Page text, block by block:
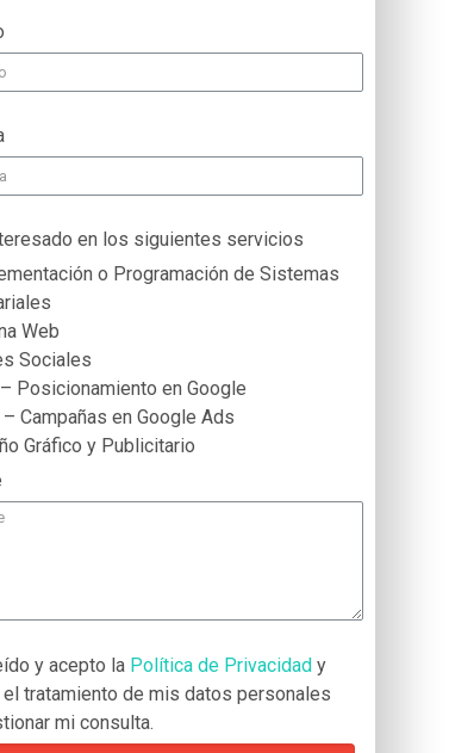
en los siguientes servicios
o Programación de Sistemas
Web
Sociales
Posicionamiento en Google
Campañas en Google Ads
Gráfico y Publicitario
y acepto la Política de Privacidad y
tratamiento de mis datos personales
mi consulta.